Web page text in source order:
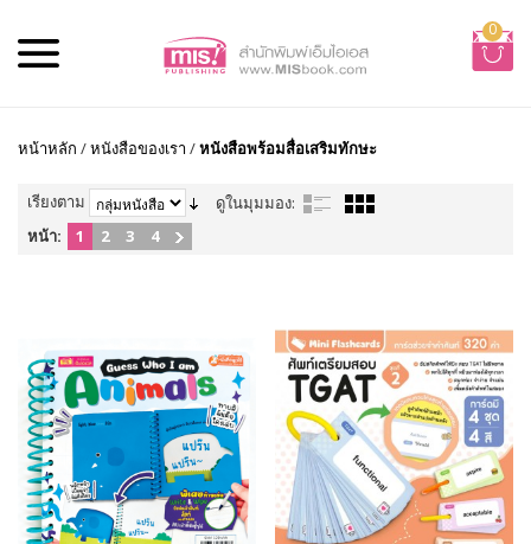
0
หน้าหลัก /หนังสือของเรา /หนังสือพร้อมสื่อเสริมทักษะ
เรียงตาม
ดูในมุมมอง:
หน้า:
1 2 3 4